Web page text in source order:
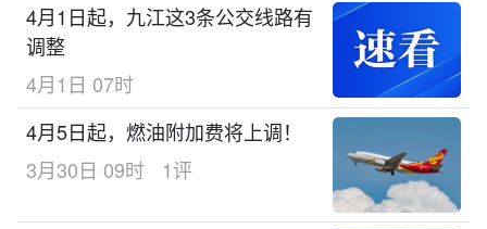
4月1日起，九江这3条公交线路有
调整
4月1日 07时
4月5日起，燃油附加费将上调！
3月30日 09时
1评